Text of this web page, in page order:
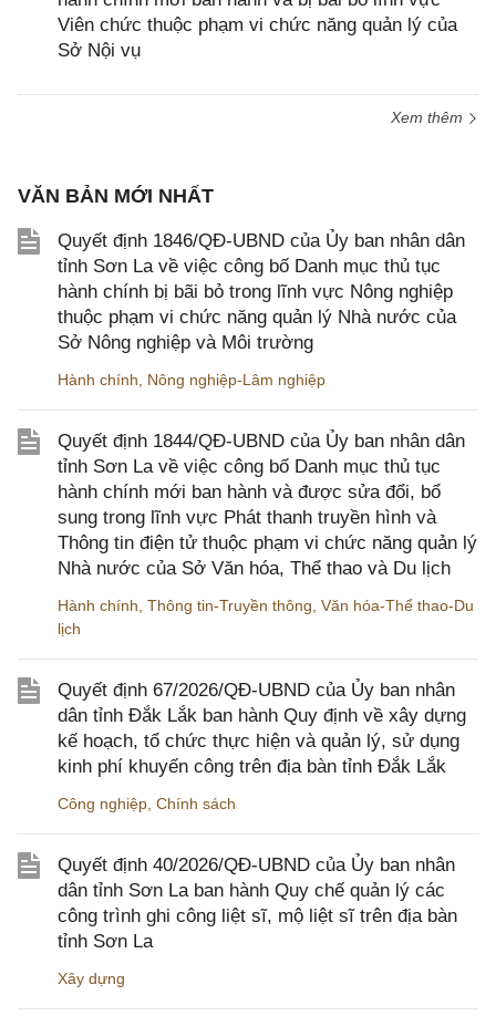
Viên chức thuộc phạm vi chức năng quản lý của
Sở Nội vụ
Xem thêm
VĂN BẢN MỚI NHẤT
Quyết định 1846/QĐ-UBND của Ủy ban nhân dân
tỉnh Sơn La về việc công bố Danh mục thủ tục
hành chính bị bãi bỏ trong lĩnh vực Nông nghiệp
thuộc phạm vi chức năng quản lý Nhà nước của
Sở Nông nghiệp và Môi trường
Hành chính Nông nghiệp-Lâm nghiệp
Quyết định 1844/QĐ-UBND của Ủy ban nhân dân
tỉnh Sơn La về việc công bố Danh mục thủ tục
hành chính mới ban hành và được sửa đổi, bổ
sung trong lĩnh vực Phát thanh truyền hình và
Thông tin điện tử thuộc phạm vi chức năng quản lý
Nhà nước của Sở Văn hóa, Thể thao và Du lịch
Hành chính Thông tin-Truyền thông Văn hóa-Thể thao-Du
lịch
Quyết định 67/2026/QĐ-UBND của Ủy ban nhân
dân tỉnh Đắk Lắk ban hành Quy định về xây dựng
kế hoạch, tổ chức thực hiện và quản lý, sử dụng
kinh phí khuyến công trên địa bàn tỉnh Đắk Lắk
Công nghiệp Chính sách
Quyết định 40/2026/QĐ-UBND của Ủy ban nhân
dân tỉnh Sơn La ban hành Quy chế quản lý các
công trình ghi công liệt sĩ, mộ liệt sĩ trên địa bàn
tỉnh Sơn La
Xây dựng